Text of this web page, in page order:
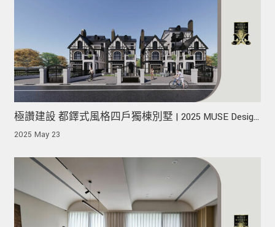
極讚建設 都鐸式風格四戶獨棟別墅 | 2025 MUSE Design
Awards 榮獲金獎！
2025 May 23